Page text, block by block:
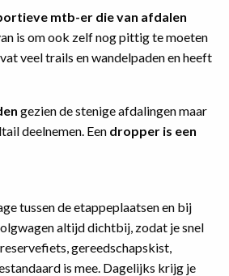
mtb-er die van afdalen
is om ook zelf nog pittig te moeten
veel trails en wandelpaden en heeft
gezien de stenige afdalingen maar
deelnemen. Een dropper is een
tussen de etappeplaatsen en bij
altijd dichtbij, zodat je snel
gereedschapskist,
is mee. Dagelijks krijg je